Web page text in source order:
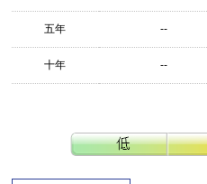
五年 --
十年 --